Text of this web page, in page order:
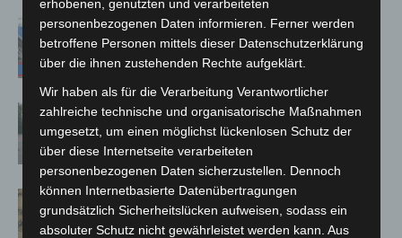
Mann läuft mit Hockeyschläger über
A7 – Polizei sucht Zeugen
Hannover: Polizei stoppt 166
Trunkenheitsfahrten bei
Großkontrolle
Hannover Klassik Open Air 2026:
Französische Oper im Maschpark
erhobenen, genutzten und verarbeiteten
personenbezogenen Daten informieren. Ferner werden
betroffene Personen mittels dieser Datenschutzerklärung
über die ihnen zustehenden Rechte aufgeklärt.
Wir haben als für die Verarbeitung Verantwortlicher
zahlreiche technische und organisatorische Maßnahmen
umgesetzt, um einen möglichst lückenlosen Schutz der
über diese Internetseite verarbeiteten
personenbezogenen Daten sicherzustellen. Dennoch
können Internetbasierte Datenübertragungen
grundsätzlich Sicherheitslücken aufweisen, sodass ein
absoluter Schutz nicht gewährleistet werden kann. Aus